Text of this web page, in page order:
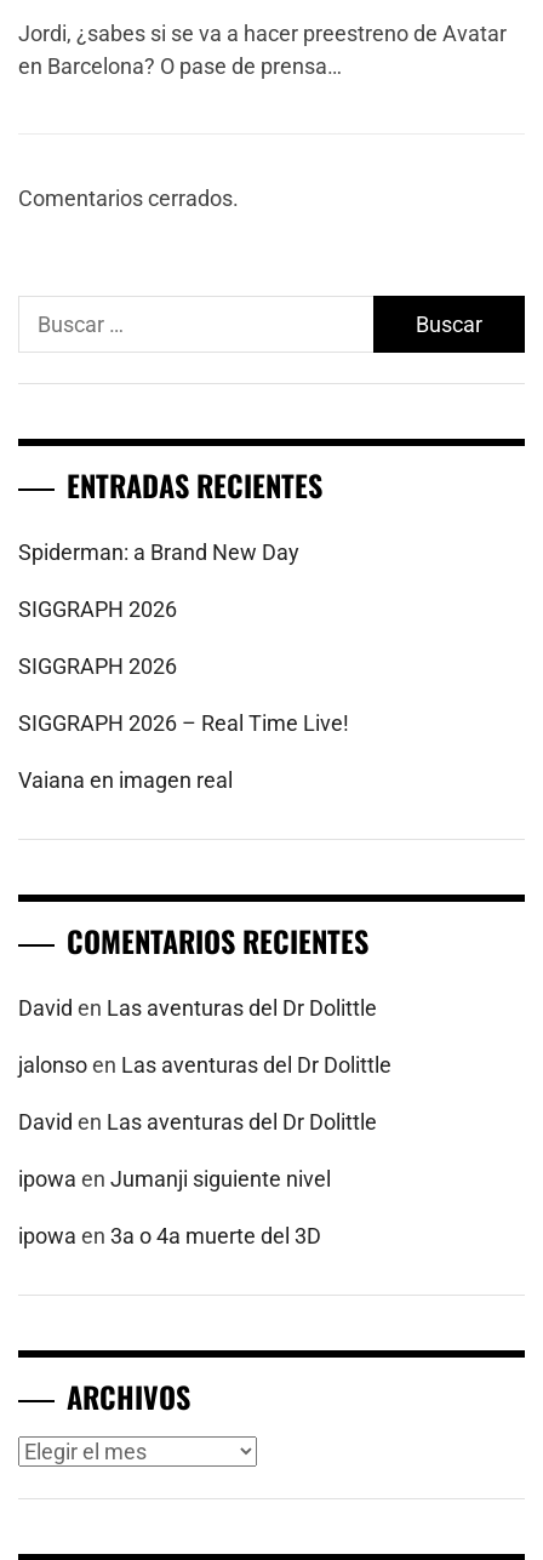
Jordi, ¿sabes si se va a hacer preestreno de Avatar
en Barcelona? O pase de prensa…
Comentarios cerrados.
Buscar:
ENTRADAS RECIENTES
Spiderman: a Brand New Day
SIGGRAPH 2026
SIGGRAPH 2026
SIGGRAPH 2026 – Real Time Live!
Vaiana en imagen real
COMENTARIOS RECIENTES
David en Las aventuras del Dr Dolittle
jalonsoen Las aventuras del Dr Dolittle
David en Las aventuras del Dr Dolittle
ipowa en Jumanji siguiente nivel
ipowa en 3a o 4a muerte del 3D
ARCHIVOS
Archivos